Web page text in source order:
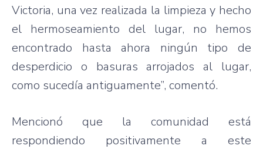
Victoria, una vez realizada la limpieza y hecho
el hermoseamiento del lugar, no hemos
encontrado hasta ahora ningún tipo de
desperdicio o basuras arrojados al lugar,
como sucedía antiguamente”, comentó.
Mencionó que la comunidad está
respondiendo positivamente a este